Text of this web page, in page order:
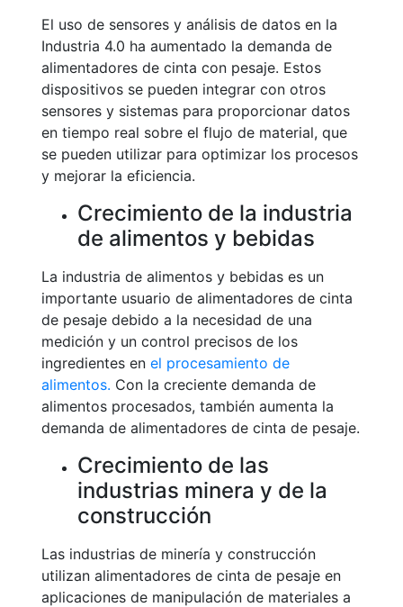
El uso de sensores y análisis de datos en la
Industria 4.0 ha aumentado la demanda de
alimentadores de cinta con pesaje. Estos
dispositivos se pueden integrar con otros
sensores y sistemas para proporcionar datos
en tiempo real sobre el flujo de material, que
se pueden utilizar para optimizar los procesos
y mejorar la eficiencia.
Crecimiento de la industria
de alimentos y bebidas
La industria de alimentos y bebidas es un
importante usuario de alimentadores de cinta
de pesaje debido a la necesidad de una
medición y un control precisos de los
ingredientes en el procesamiento de
alimentos. Con la creciente demanda de
alimentos procesados, también aumenta la
demanda de alimentadores de cinta de pesaje.
Crecimiento de las
industrias minera y de la
construcción
Las industrias de minería y construcción
utilizan alimentadores de cinta de pesaje en
aplicaciones de manipulación de materiales a